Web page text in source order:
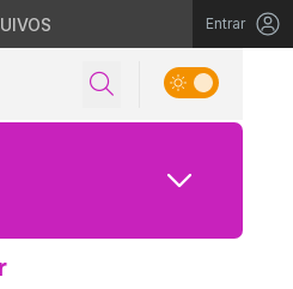
Entrar